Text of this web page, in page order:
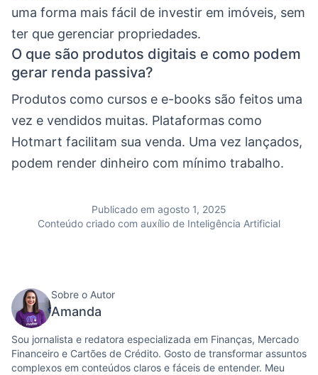
uma forma mais fácil de investir em imóveis, sem
ter que gerenciar propriedades.
O que são produtos digitais e como podem
gerar renda passiva?
Produtos como cursos e e-books são feitos uma
vez e vendidos muitas. Plataformas como
Hotmart facilitam sua venda. Uma vez lançados,
podem render dinheiro com mínimo trabalho.
Publicado em agosto 1, 2025
Conteúdo criado com auxílio de Inteligência Artificial
Sobre o Autor
Amanda
Sou jornalista e redatora especializada em Finanças, Mercado
Financeiro e Cartões de Crédito. Gosto de transformar assuntos
complexos em conteúdos claros e fáceis de entender. Meu